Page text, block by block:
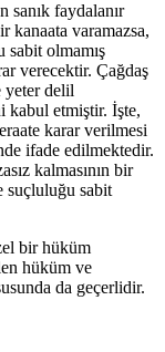
sanık faydalanır
kanaata varamazsa,
sabit olmamış
verecektir. Çağdaş
yeter delil
kabul etmiştir. İşte,
karar verilmesi
ifade edilmektedir.
kalmasının bir
suçluluğu sabit
bir hüküm
hüküm ve
da geçerlidir.